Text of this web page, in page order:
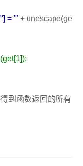
= '" + unescape(ge
到函数返回的所有